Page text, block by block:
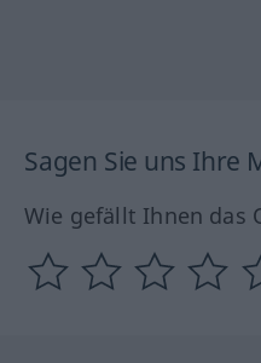
Sagen Sie uns Ihre
Wie gefällt Ihnen das